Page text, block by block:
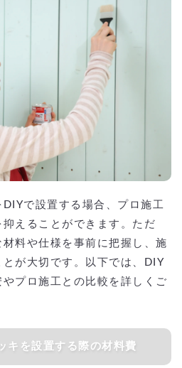
で設置する場合、プロ施工
えることができます。ただ
料や仕様を事前に把握し、施
が大切です。以下では、DIY
プロ施工との比較を詳しくご
キを設置する際の材料費